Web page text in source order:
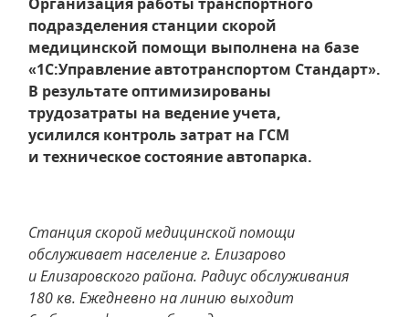
подразделения станции скорой
медицинской помощи выполнена на базе
«1С:Управление автотранспортом Стандарт».
В результате оптимизированы
трудозатраты на ведение учета,
усилился контроль затрат на ГСМ
и техническое состояние автопарка.
Станция скорой медицинской помощи
обслуживает население г. Елизарово
и Елизаровского района. Радиус обслуживания
180 кв. Ежедневно на линию выходит